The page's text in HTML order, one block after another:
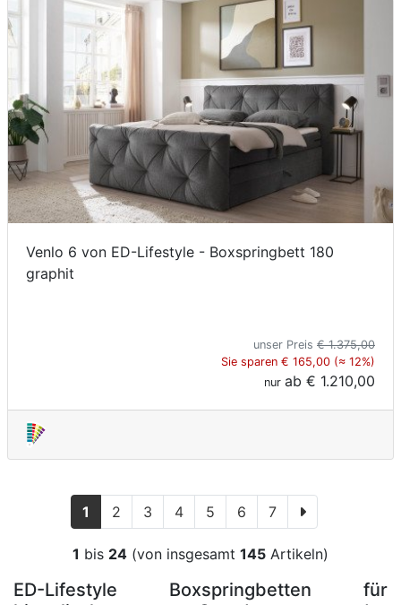
Venlo 6 von ED-Lifestyle - Boxspringbett 180
graphit
unser Preis € 1.375,00
Sie sparen € 165,00 (≈ 12%)
nur ab € 1.210,00
1 2 3 4 5 6 7
1 bis 24 (von insgesamt 145 Artikeln)
ED-Lifestyle Boxspringbetten für